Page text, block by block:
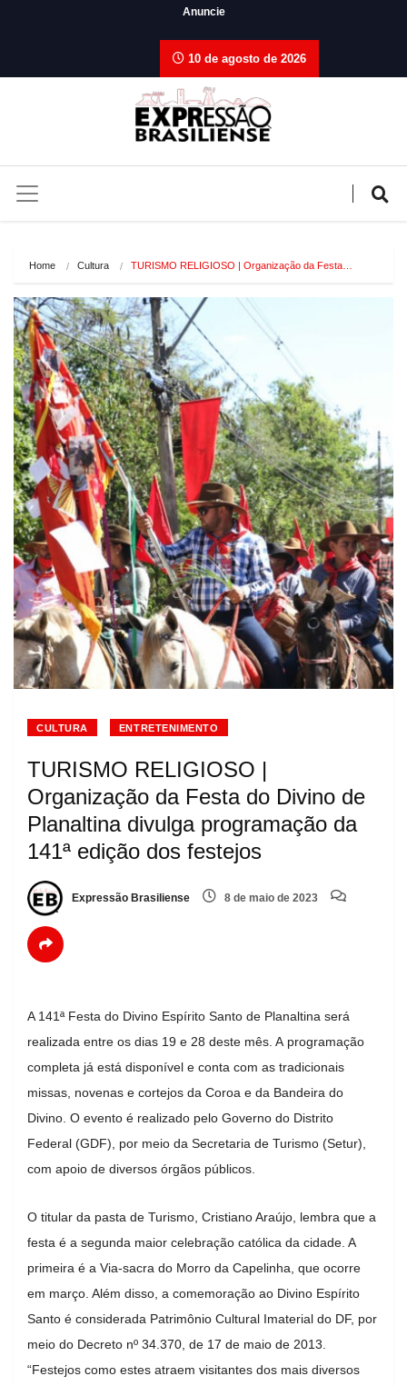
Anuncie
10 de agosto de 2026
Home Cultura TURISMO RELIGIOSO | Organização da Festa…
CULTURA ENTRETENIMENTO
TURISMO RELIGIOSO |
Organização da Festa do Divino de
Planaltina divulga programação da
141ª edição dos festejos
Expressão Brasiliense 8 de maio de 2023
A 141ª Festa do Divino Espírito Santo de Planaltina será
realizada entre os dias 19 e 28 deste mês. A programação
completa já está disponível e conta com as tradicionais
missas, novenas e cortejos da Coroa e da Bandeira do
Divino. O evento é realizado pelo Governo do Distrito
Federal (GDF), por meio da Secretaria de Turismo (Setur),
com apoio de diversos órgãos públicos.
O titular da pasta de Turismo, Cristiano Araújo, lembra que a
festa é a segunda maior celebração católica da cidade. A
primeira é a Via-sacra do Morro da Capelinha, que ocorre
em março. Além disso, a comemoração ao Divino Espírito
Santo é considerada Patrimônio Cultural Imaterial do DF, por
meio do Decreto nº 34.370, de 17 de maio de 2013.
“Festejos como estes atraem visitantes dos mais diversos